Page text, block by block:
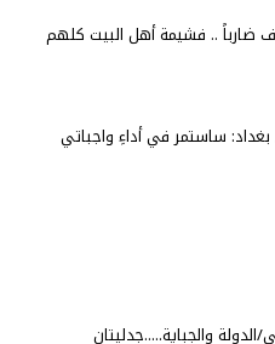
ضارباً .. فشيمة أهل البيت كلهم
ساستمر في أداءِ واجباتي
والجباية.....جدليتان